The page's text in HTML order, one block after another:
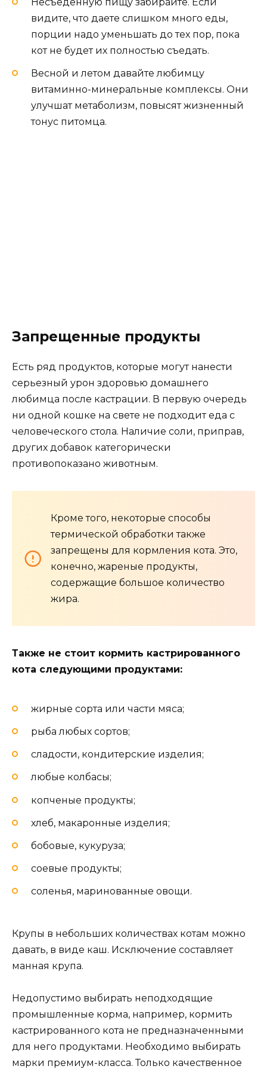
видите, что даете слишком много еды,
порции надо уменьшать до тех пор, пока
кот не будет их полностью съедать.
Весной и летом давайте любимцу
витаминно-минеральные комплексы. Они
улучшат метаболизм, повысят жизненный
тонус питомца.
Запрещенные продукты
Есть ряд продуктов, которые могут нанести
серьезный урон здоровью домашнего
любимца после кастрации. В первую очередь
ни одной кошке на свете не подходит еда с
человеческого стола. Наличие соли, приправ,
других добавок категорически
противопоказано животным.
Кроме того, некоторые способы
термической обработки также
запрещены для кормления кота. Это,
конечно, жареные продукты,
содержащие большое количество
жира.
Также не стоит кормить кастрированного
кота следующими продуктами:
жирные сорта или части мяса;
рыба любых сортов;
сладости, кондитерские изделия;
любые колбасы;
копченые продукты;
хлеб, макаронные изделия;
бобовые, кукуруза;
соевые продукты;
соленья, маринованные овощи.
Крупы в небольших количествах котам можно
давать, в виде каш. Исключение составляет
манная крупа.
Недопустимо выбирать неподходящие
промышленные корма, например, кормить
кастрированного кота не предназначенными
для него продуктами. Необходимо выбирать
марки премиум-класса. Только качественное